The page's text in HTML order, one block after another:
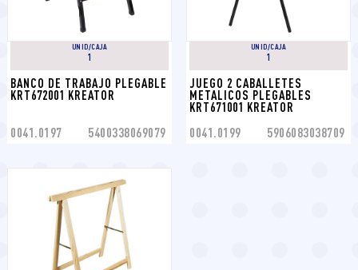
UNID/CAJA
1
BANCO DE TRABAJO PLEGABLE
KRT672001 KREATOR
0041.0197 5400338069079
UNID/CAJA
1
JUEGO 2 CABALLETES
METALICOS PLEGABLES
KRT671001 KREATOR
0041.0199 5906083038709